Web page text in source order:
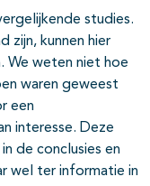
studies.
zijn, kunnen hier
We weten niet hoe
waren geweest
een
interesse. Deze
de conclusies en
wel ter informatie in